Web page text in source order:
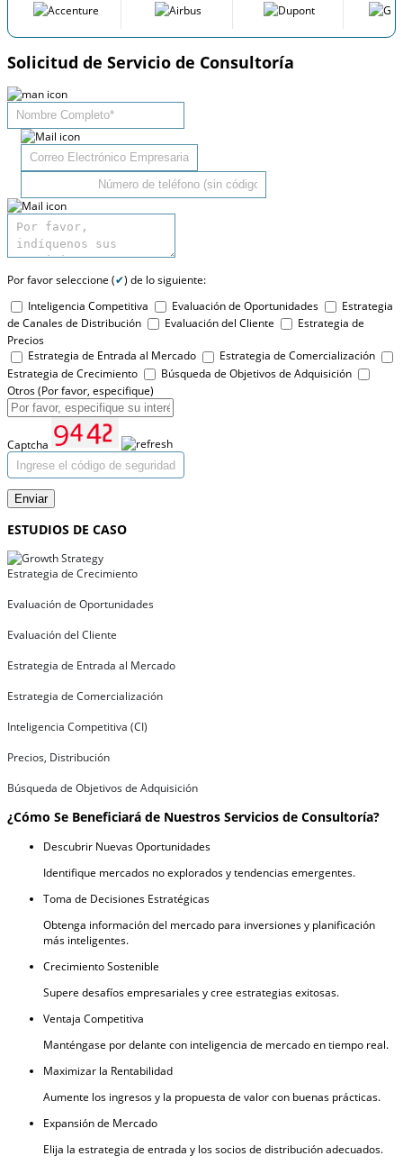
Solicitud de Servicio de Consultoría
Por favor seleccione (✔) de lo siguiente:
Inteligencia Competitiva
Evaluación de Oportunidades
Estrategia
de Canales de Distribución
Evaluación del Cliente
Estrategia de
Precios
Estrategia de Entrada al Mercado
Estrategia de Comercialización
Estrategia de Crecimiento
Búsqueda de Objetivos de Adquisición
Otros (Por favor, especifique)
Captcha
Enviar
ESTUDIOS DE CASO
Estrategia de Crecimiento
Evaluación de Oportunidades
Evaluación del Cliente
Estrategia de Entrada al Mercado
Estrategia de Comercialización
Inteligencia Competitiva (CI)
Precios, Distribución
Búsqueda de Objetivos de Adquisición
¿Cómo Se Beneficiará de Nuestros Servicios de Consultoría?
Descubrir Nuevas Oportunidades
Identifique mercados no explorados y tendencias emergentes.
Toma de Decisiones Estratégicas
Obtenga información del mercado para inversiones y planificación
más inteligentes.
Crecimiento Sostenible
Supere desafíos empresariales y cree estrategias exitosas.
Ventaja Competitiva
Manténgase por delante con inteligencia de mercado en tiempo real.
Maximizar la Rentabilidad
Aumente los ingresos y la propuesta de valor con buenas prácticas.
Expansión de Mercado
Elija la estrategia de entrada y los socios de distribución adecuados.